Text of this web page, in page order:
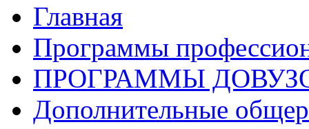
Главная
Программы
ПРОГРАММЫ
Дополнительные